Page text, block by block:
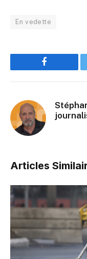
En vedette
Facebook
Articles